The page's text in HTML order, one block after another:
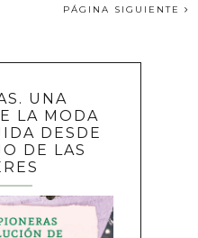
PÁGINA SIGUIENTE
UNA
LA MODA
DESDE
DE LAS